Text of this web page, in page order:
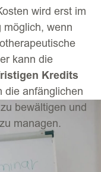
wird erst im
möglich, wenn
kann die
Kredits
die anfänglichen
bewältigen und
managen.